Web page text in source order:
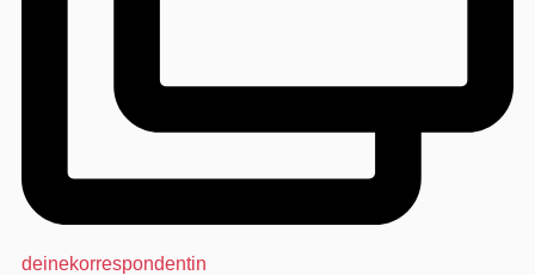
deinekorrespondentin